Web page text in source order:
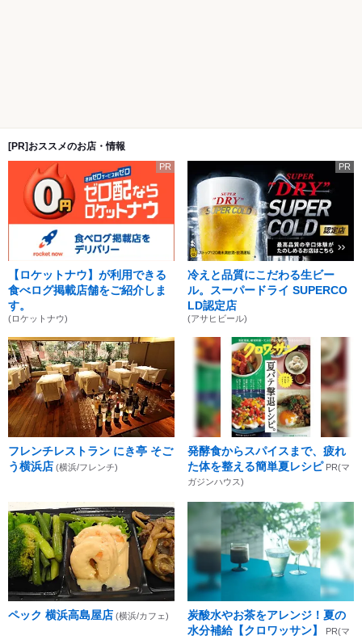
[PR]おススメのお店・情報
PR
【ロケットナウ】が利用できる
食べログ掲載店舗をご紹介しま
す。
(ロケットナウ)
PR
冷えと品質にこだわる生ビー
ル。スーパードライ SUPERCO
LD認定店
(アサヒビール)
フレンチレストラン にき亭 そご
う横浜店 (横浜/フレンチ)
発酵食からスパイスまで、疲れ
た体を整える簡単夏レシピ PR(マ
ガジンハウス)
ペック 横浜高島屋店 (横浜/カフェ)
炭酸水やお茶をアレンジ！夏の
水分補給【クロワッサン】
PR(マ